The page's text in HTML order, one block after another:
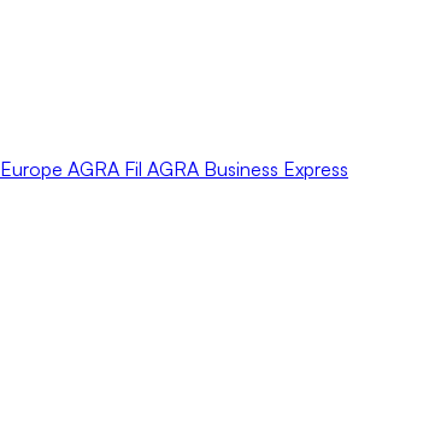
Europe AGRA Fil AGRA Business Express